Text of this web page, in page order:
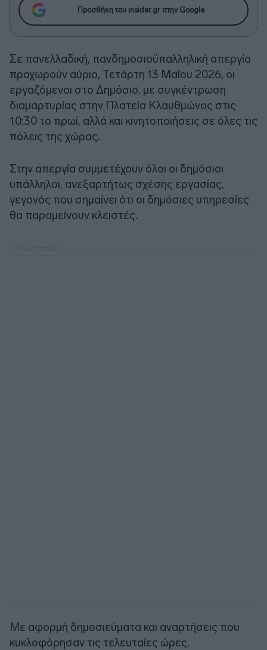
Προσθήκη του insider.gr στην Google
Σε πανελλαδική, πανδημοσιοϋπαλληλική απεργία
προχωρούν αύριο, Τετάρτη 13 Μαΐου 2026, οι
εργαζόμενοι στο Δημόσιο, με συγκέντρωση
διαμαρτυρίας στην Πλατεία Κλαυθμώνος στις
10:30 το πρωί, αλλά και κινητοποιήσεις σε όλες τις
πόλεις της χώρας.
Στην απεργία συμμετέχουν όλοι οι δημόσιοι
υπάλληλοι, ανεξαρτήτως σχέσης εργασίας,
γεγονός που σημαίνει ότι οι δημόσιες υπηρεσίες
θα παραμείνουν κλειστές.
Με αφορμή δημοσιεύματα και αναρτήσεις που
κυκλοφόρησαν τις τελευταίες ώρες,